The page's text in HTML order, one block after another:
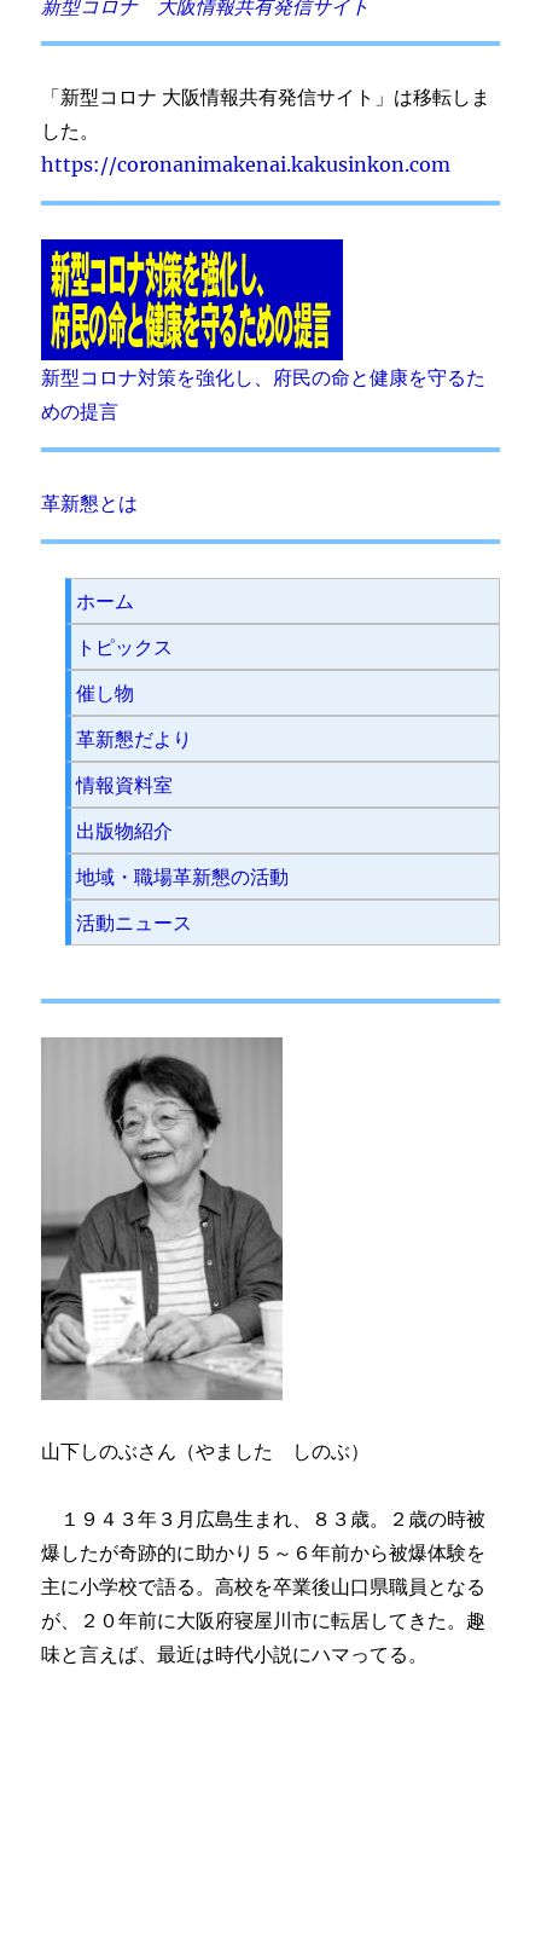
新型コロナ 大阪情報共有発信サイト
「新型コロナ 大阪情報共有発信サイト」は移転しま
した。
https://coronanimakenai.kakusinkon.com
新型コロナ対策を強化し、府民の命と健康を守るた
めの提言
革新懇とは
ホーム
トピックス
催し物
革新懇だより
情報資料室
出版物紹介
地域・職場革新懇の活動
活動ニュース
山下しのぶさん（やました しのぶ）
１９４３年３月広島生まれ、８３歳。２歳の時被
爆したが奇跡的に助かり５～６年前から被爆体験を
主に小学校で語る。高校を卒業後山口県職員となる
が、２０年前に大阪府寝屋川市に転居してきた。趣
味と言えば、最近は時代小説にハマってる。